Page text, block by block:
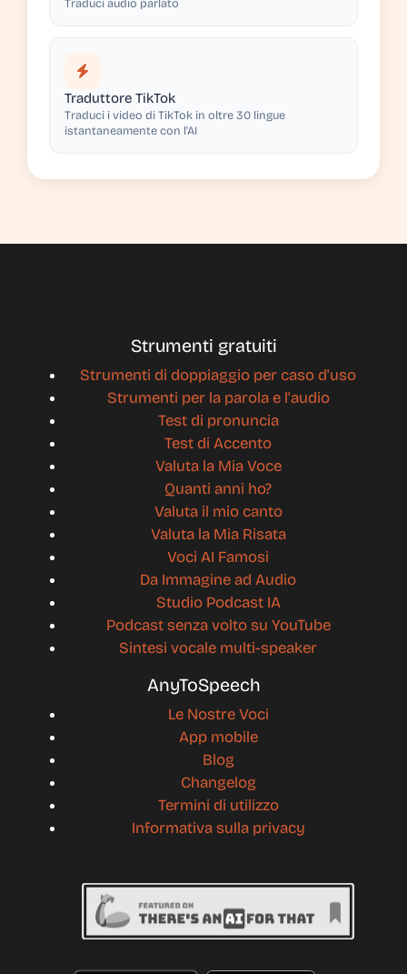
Traduci audio parlato
Traduttore TikTok
Traduci i video di TikTok in oltre 30 lingue
istantaneamente con l'AI
Strumenti gratuiti
Strumenti di doppiaggio per caso d'uso
Strumenti per la parola e l'audio
Test di pronuncia
Test di Accento
Valuta la Mia Voce
Quanti anni ho?
Valuta il mio canto
Valuta la Mia Risata
Voci AI Famosi
Da Immagine ad Audio
Studio Podcast IA
Podcast senza volto su YouTube
Sintesi vocale multi-speaker
AnyToSpeech
Le Nostre Voci
App mobile
Blog
Changelog
Termini di utilizzo
Informativa sulla privacy